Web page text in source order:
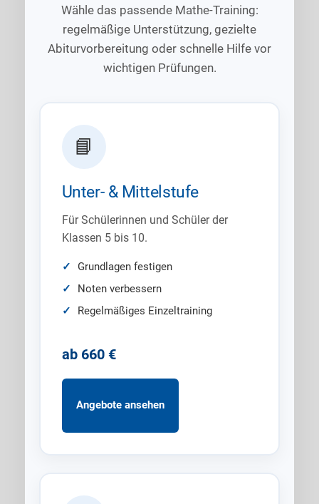
Wähle das passende Mathe-Training:
regelmäßige Unterstützung, gezielte
Abiturvorbereitung oder schnelle Hilfe vor
wichtigen Prüfungen.
📘
Unter- & Mittelstufe
Für Schülerinnen und Schüler der
Klassen 5 bis 10.
Grundlagen festigen
Noten verbessern
Regelmäßiges Einzeltraining
ab 660 €
Angebote ansehen